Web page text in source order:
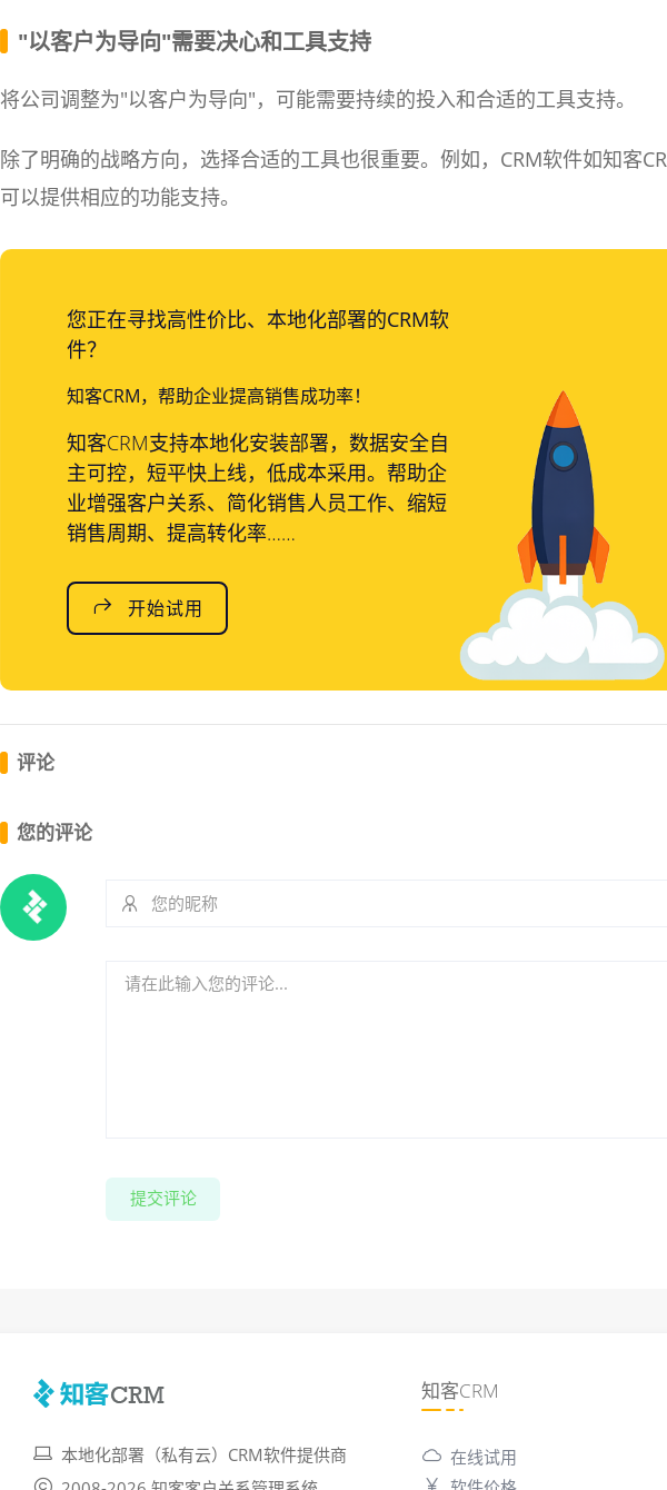
"以客户为导向"需要决心和工具支持
将公司调整为"以客户为导向"，可能需要持续的投入和合适的工具支持。
除了明确的战略方向，选择合适的工具也很重要。例如，CRM软件如知客
可以提供相应的功能支持。
您正在寻找高性价比、本地化部署的CRM软
件？
知客CRM，帮助企业提高销售成功率！
知客CRM支持本地化安装部署，数据安全自
主可控，短平快上线，低成本采用。帮助企
业增强客户关系、简化销售人员工作、缩短
销售周期、提高转化率……
开始试用
评论
您的评论
提交评论
本地化部署（私有云）CRM软件提供商
知客CRM
在线试用